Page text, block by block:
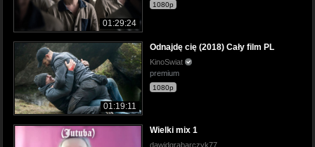
01:29:24
1080p
01:19:11
Odnajdę cię (2018) Cały film PL
KinoSwiat
premium
1080p
Wielki mix 1
dawidgrabarczyk77